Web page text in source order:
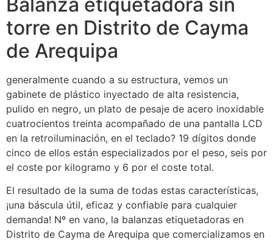
torre en Distrito de Cayma
de Arequipa
generalmente cuando a su estructura, vemos un
gabinete de plástico inyectado de alta resistencia,
pulido en negro, un plato de pesaje de acero inoxidable
cuatrocientos treinta acompañado de una pantalla LCD
en la retroiluminación, en el teclado? 19 dígitos donde
cinco de ellos están especializados por el peso, seis por
el coste por kilogramo y 6 por el coste total.
El resultado de la suma de todas estas características,
¡una báscula útil, eficaz y confiable para cualquier
demanda! Nº en vano, la balanzas etiquetadoras en
Distrito de Cayma de Arequipa que comercializamos en